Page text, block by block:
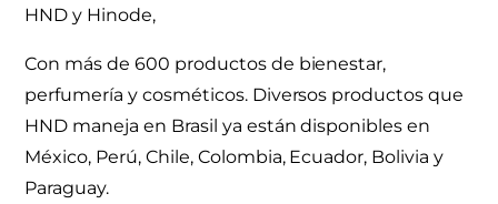
HND y Hinode,
Con más de 600 productos de bienestar,
perfumería y cosméticos. Diversos productos que
HND maneja en Brasil ya están disponibles en
México, Perú, Chile, Colombia, Ecuador, Bolivia y
Paraguay.